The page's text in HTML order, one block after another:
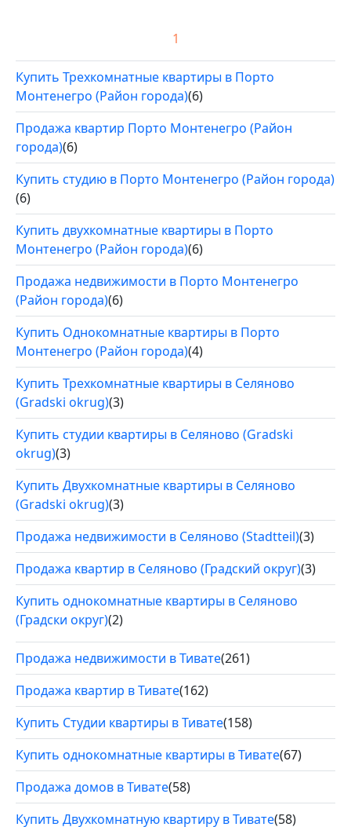
1
Купить Трехкомнатные квартиры в Порто
Монтенегро (Район города)(6)
Продажа квартир Порто Монтенегро (Район
города)(6)
Купить студию в Порто Монтенегро (Район города)
(6)
Купить двухкомнатные квартиры в Порто
Монтенегро (Район города)(6)
Продажа недвижимости в Порто Монтенегро
(Район города)(6)
Купить Однокомнатные квартиры в Порто
Монтенегро (Район города)(4)
Купить Трехкомнатные квартиры в Селяново
(Gradski okrug)(3)
Купить студии квартиры в Селяново (Gradski
okrug)(3)
Купить Двухкомнатные квартиры в Селяново
(Gradski okrug)(3)
Продажа недвижимости в Селяново (Stadtteil)(3)
Продажа квартир в Селяново (Градский округ)(3)
Купить однокомнатные квартиры в Селяново
(Градски округ)(2)
Продажа недвижимости в Тивате(261)
Продажа квартир в Тивате(162)
Купить Студии квартиры в Тивате(158)
Купить однокомнатные квартиры в Тивате(67)
Продажа домов в Тивате(58)
Купить Двухкомнатную квартиру в Тивате(58)